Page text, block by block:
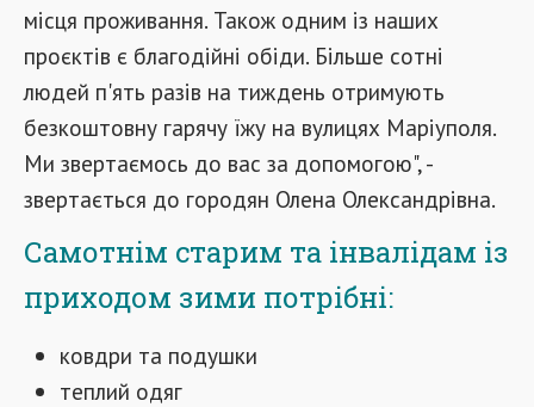
місця проживання. Також одним із наших
проєктів є благодійні обіди. Більше сотні
людей п'ять разів на тиждень отримують
безкоштовну гарячу їжу на вулицях Маріуполя.
Ми звертаємось до вас за допомогою", -
звертається до городян Олена Олександрівна.
Самотнім старим та інвалідам із
приходом зими потрібні:
ковдри та подушки
теплий одяг